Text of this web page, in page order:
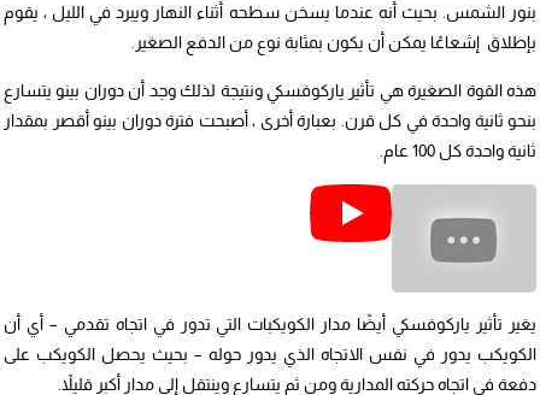
بنور الشمس. بحيث أنه عندما يسخن سطحه أثناء النهار ويبرد في الليل ، يقوم
بإطلاق إشعاعًا يمكن أن يكون بمثابة نوع من الدفع الصغير.
هذه القوة الصغيرة هي تأثير ياركوفسكي ونتيجة لذلك وجد أن دوران بينو يتسارع
بنحو ثانية واحدة في كل قرن. بعبارة أخرى ، أصبحت فترة دوران بينو أقصر بمقدار
ثانية واحدة كل 100 عام.
يغير تأثير ياركوفسكي أيضًا مدار الكويكبات التي تدور في اتجاه تقدمي – أي أن
الكويكب يدور في نفس الاتجاه الذي يدور حوله – بحيث يحصل الكويكب على
دفعة في اتجاه حركته المدارية ومن ثم يتسارع وينتقل إلى مدار أكبر قليلاً.